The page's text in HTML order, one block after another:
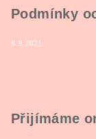
Podmínky
9.9.2021
Přijímáme